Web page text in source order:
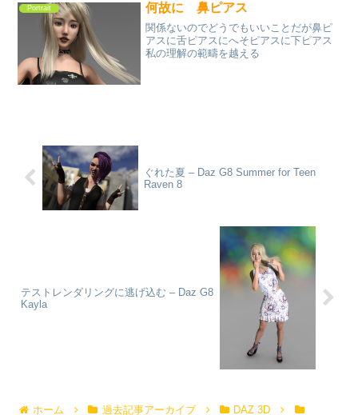
Portrait 何故に 鼻ピアス
関係ないのでどうでもいいことだが鼻ピ
アスに舌ピアスにへそピアスに下ピアス
私の理解の範疇を越える
ぐれた夏 – Daz G8 Summer for Teen
Raven 8
テストレンダリングに逃げ込む – Daz G8
Kayla
ホーム 過去記事アーカイブ DAZ 3D